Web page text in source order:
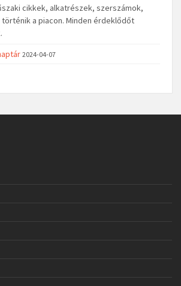
cikkek, alkatrészek, szerszámok,
a piacon. Minden érdeklődőt
2024-04-07